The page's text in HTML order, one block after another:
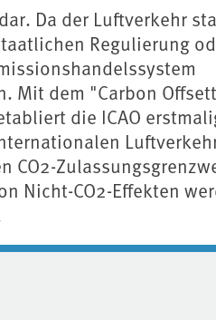
Da der Luftverkehr
Regulierung
Mit dem "Carbon
die ICAO
CO2-
Nicht-CO2-Effekten